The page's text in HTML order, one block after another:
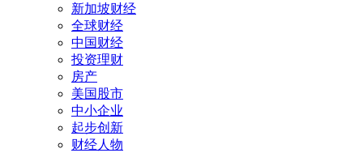
新加坡财经
全球财经
中国财经
投资理财
房产
美国股市
中小企业
起步创新
财经人物